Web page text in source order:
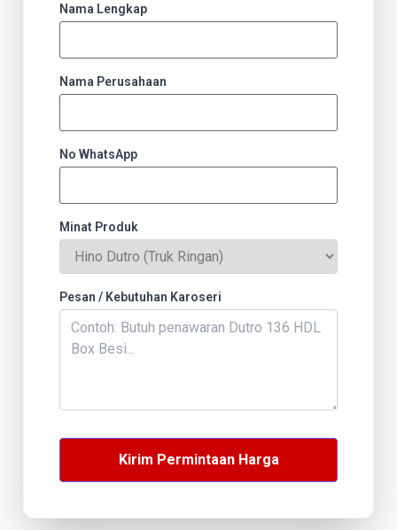
Nama Lengkap
Nama Perusahaan
No WhatsApp
Minat Produk
Pesan / Kebutuhan Karoseri
Kirim Permintaan Harga